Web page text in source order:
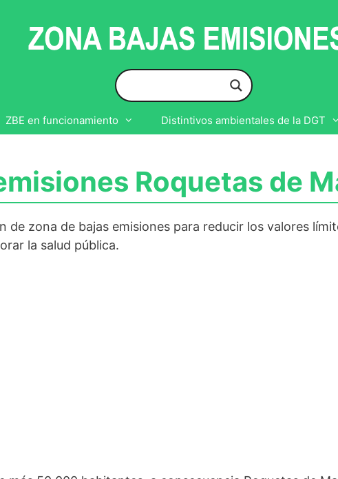
ZBE en funcionamiento Distintivos ambientales de la DGT
Roquetas de
de zona de bajas emisiones para reducir los valores
la salud pública.